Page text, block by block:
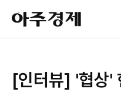
아
주
경
[인터뷰] '협상'